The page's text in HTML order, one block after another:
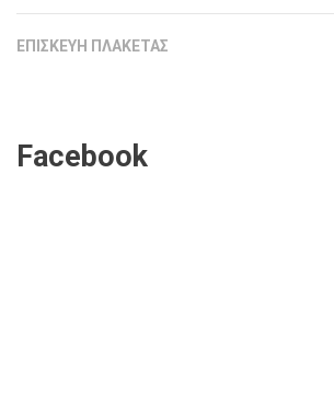
ΕΠΙΣΚΕΥΗ ΠΛΑΚΕΤΑΣ
Facebook